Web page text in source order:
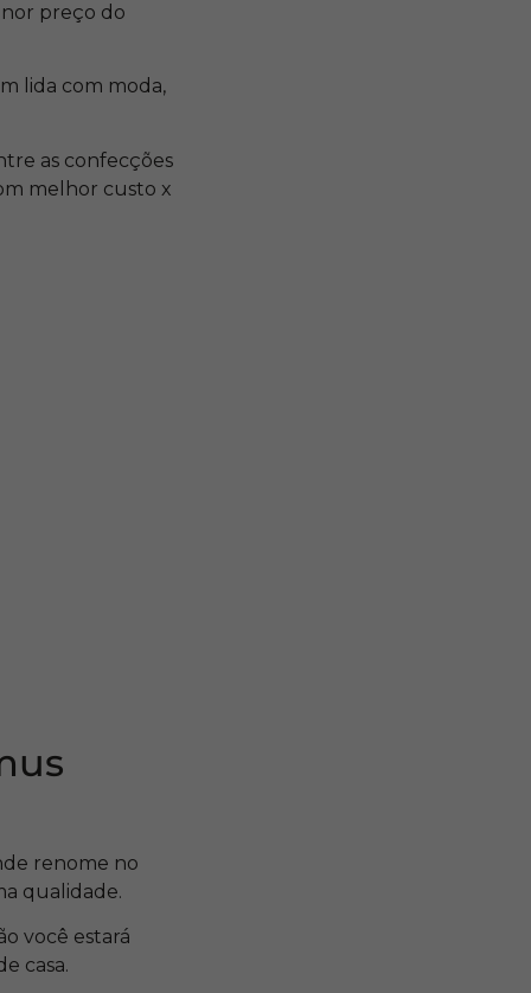
preço do
lida com moda,
as confecções
melhor custo x
renome no
qualidade.
você estará
casa.